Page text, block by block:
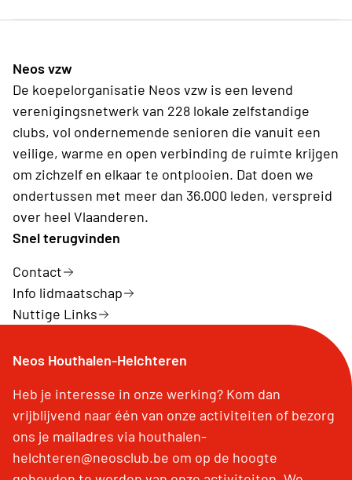
Neos vzw
De koepelorganisatie Neos vzw is een levend
verenigingsnetwerk van 228 lokale zelfstandige
clubs, vol ondernemende senioren die vanuit een
veilige, warme en open verbinding de ruimte krijgen
om zichzelf en elkaar te ontplooien. Dat doen we
ondertussen met meer dan 36.000 leden, verspreid
over heel Vlaanderen.
Snel terugvinden
Contact
Info lidmaatschap
Nuttige Links
Neos Houthalen-Helchteren
Heb je interesse in onze werking? Kom dan
vrijblijvend naar één van onze activiteiten of bezorg
ons je mailadres via houthalen-
helchteren@neosclub.be om op de hoogte